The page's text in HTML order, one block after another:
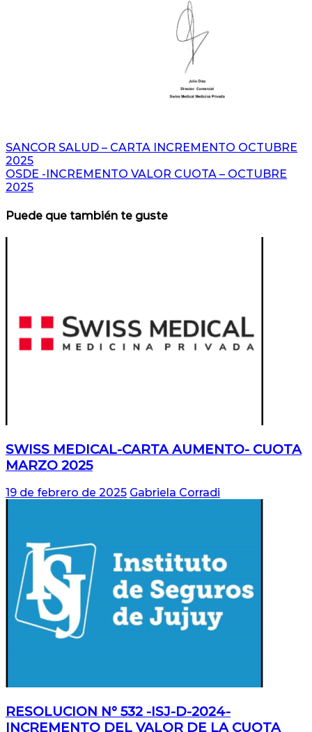
Navegación
de
entradas
SANCOR SALUD – CARTA INCREMENTO OCTUBRE
2025
OSDE -INCREMENTO VALOR CUOTA – OCTUBRE
2025
Puede que también te guste
SWISS MEDICAL-CARTA AUMENTO- CUOTA
MARZO 2025
19 de febrero de 2025 Gabriela Corradi
RESOLUCION N° 532 -ISJ-D-2024-
INCREMENTO DEL VALOR DE LA CUOTA